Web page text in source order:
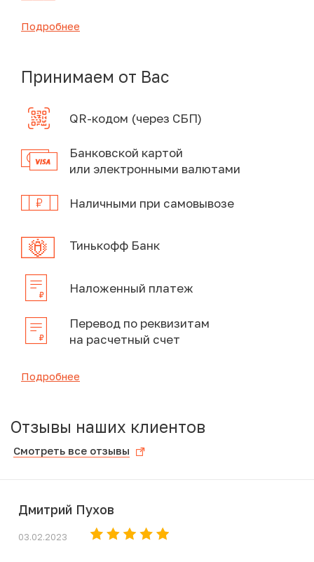
Подробнее
Принимаем от Вас
QR-кодом (через СБП)
Банковской картой
или электронными валютами
Наличными при самовывозе
Тинькофф Банк
Наложенный платеж
Перевод по реквизитам
на расчетный счет
Подробнее
Отзывы наших клиентов
Смотреть все отзывы
Дмитрий Пухов
03.02.2023